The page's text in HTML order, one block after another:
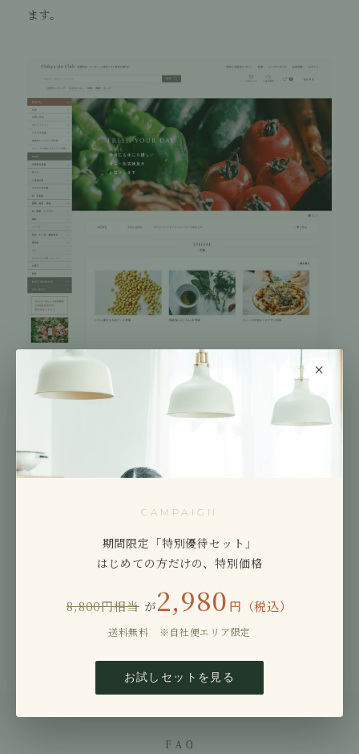
ます。
公式オンラインストアでお買い物いただく場合、定期で
はなく、お好きなタイミングでご注文いただき、配達さ
イフスタイルをお過ごしのお客様をサポートいたします。
×
CAMPAIGN
期間限定「特別優待セット」
はじめての方だけの、特別価格
8,800円相当 が2,980 円（税込）
送料無料 ※自社便エリア限定
お試しセットを見る